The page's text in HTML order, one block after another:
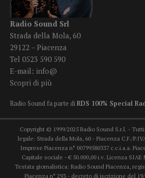
Radio Sound Srl
Strada della Mola, 60
29122 – Piacenza
Tel 0523 590 590
E-mail: info@
Scopri di più
Radio Sound fa parte di RDS 100% Special
Copyright © 1999/2025 Radio Sound S.r.l. -
legale: Strada della Mola, 60 - Piacenza C.F./
Imprese Piacenza n° 00799580337 c.c.i.a.a.
Capitale sociale - € 50.000,00 i.v. Licenza SIAE
Testata giornalistica: Radio Sound Piacenza,
Piacenza n° 293 - decreto di iscrizione del